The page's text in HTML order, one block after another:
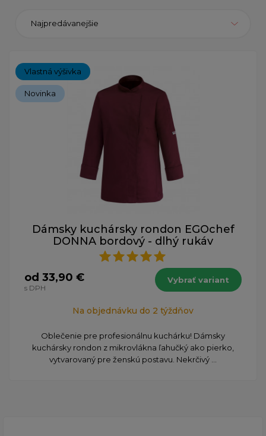
Najpredávanejšie
Vlastná výšivka
Novinka
Dámsky kuchársky rondon EGOchef
DONNA bordový - dlhý rukáv
od 33,90 €
s DPH
Vybrať variant
Na objednávku do 2 týždňov
Oblečenie pre profesionálnu kuchárku! Dámsky
kuchársky rondon z mikrovlákna ľahučký ako pierko,
vytvarovaný pre ženskú postavu. Nekrčivý ...